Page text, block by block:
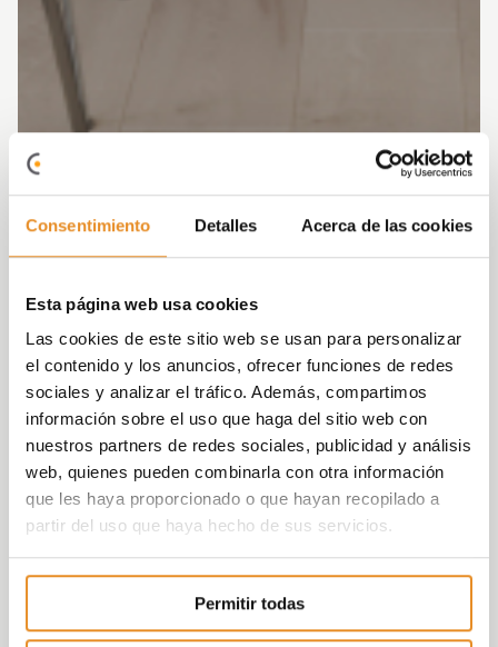
Consentimiento Detalles Acerca de las cookies
Esta página web usa cookies
Las cookies de este sitio web se usan para personalizar
el contenido y los anuncios, ofrecer funciones de redes
sociales y analizar el tráfico. Además, compartimos
información sobre el uso que haga del sitio web con
nuestros partners de redes sociales, publicidad y análisis
web, quienes pueden combinarla con otra información
que les haya proporcionado o que hayan recopilado a
partir del uso que haya hecho de sus servicios.
Permitir todas